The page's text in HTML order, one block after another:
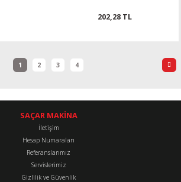
202,28 TL
1 2 3 4
SAÇAR MAKİNA
İletişim
Hesap Numaraları
Referanslarımız
Servislerimiz
Gizlilik ve Güvenlik